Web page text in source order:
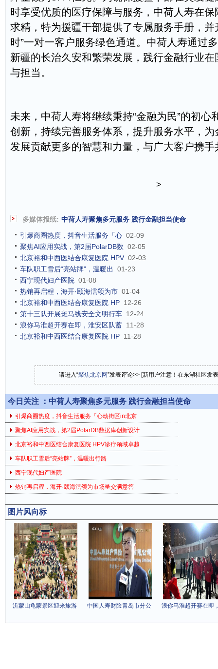
时享受优质的医疗保障与服务，中荷人寿在
求精，特为援疆干部提供了专属服务手册，并
时”一对一客户服务绿色通道。中荷人寿通过
新疆的长治久安和繁荣发展，践行金融行业
与担当。
未来，中荷人寿将继续秉持“金融为民”的初心
创新，持续完善服务体系，提升服务水平，
发展贡献更多的智慧和力量，与广大客户携
>
多媒体报纸: 中荷人寿聚焦多元服务 践行金融担当使命
引爆商圈热度，抖音生活服务「心 02-09
聚焦AI应用实战，第2届PolarDB数 02-05
北京裕和中西医结合康复医院 HPV 02-03
车队职工雪后“亮站牌”，温暖出
01-23
西宁现代妇产医院 01-08
热销再启程，海开·颐海澐颂为市 01-04
北京裕和中西医结合康复医院 HP 12-26
第十三队开展斑马线安全文明行车 12-24
浪你马淮超开赛在即，淮安区队蓄 11-28
北京裕和中西医结合康复医院 HP 11-28
请进入“聚焦北京网”发表评论>> [新用户注意！在东湖社区发
今日关注 ： 中荷人寿聚焦多元服务 践行金融担当使命
引爆商圈热度，抖音生活服务「心动街区in北京
聚焦AI应用实战，第2届PolarDB数据库创新设计
北京裕和中西医结合康复医院 HPV诊疗领域卓越
车队职工雪后“亮站牌”，温暖出行路
西宁现代妇产医院
热销再启程，海开·颐海澐颂为市场呈交满意答
图片风向标
沂蒙山龟蒙景区迎来旅游 中国人寿财险青岛市分公 浪你马淮超开赛在即